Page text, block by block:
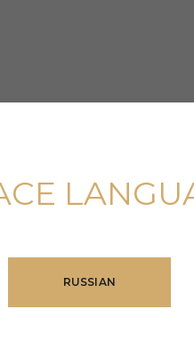
RUSSIAN